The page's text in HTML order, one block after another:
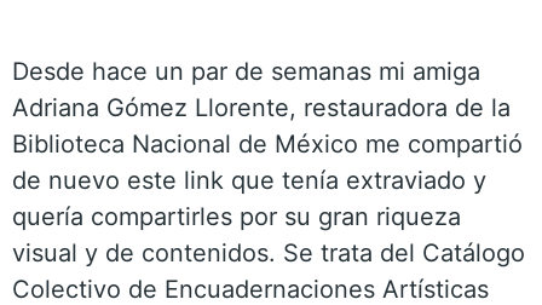
Desde hace un par de semanas mi amiga
Adriana Gómez Llorente, restauradora de la
Biblioteca Nacional de México me compartió
de nuevo este link que tenía extraviado y
quería compartirles por su gran riqueza
visual y de contenidos. Se trata del Catálogo
Colectivo de Encuadernaciones Artísticas